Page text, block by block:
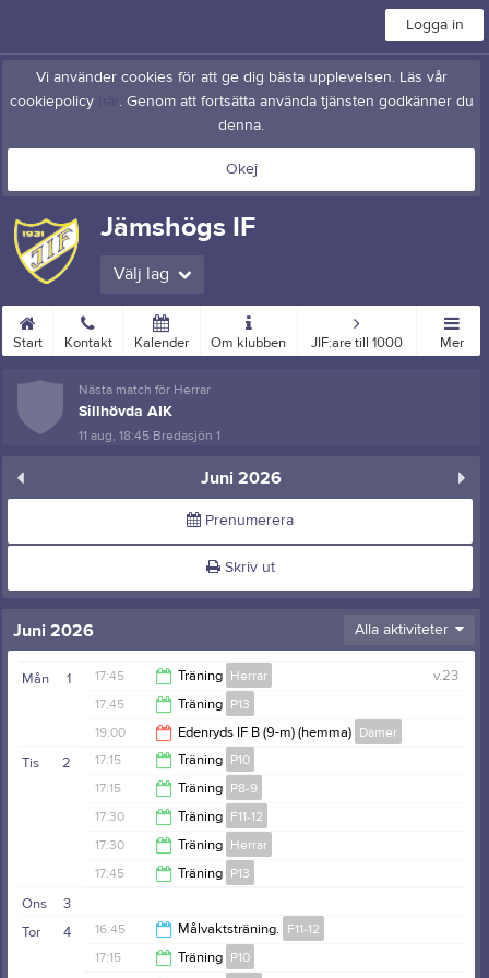
Logga in
Vi använder cookies för att ge dig bästa upplevelsen. Läs vår
cookiepolicy
. Genom att fortsätta använda tjänsten godkänner du
denna.
Okej
Jämshögs IF
Välj lag
Start Kontakt Kalender Om klubben JIF:are till 1000 Mer
Nästa match för Herrar
Sillhövda AIK
11 aug, 18:45 Bredasjön 1
Juni 2026
Prenumerera
Skriv ut
Juni 2026 Alla aktiviteter
1
Mån v.23
17:45 Träning Herrar
19:15
17:45 Träning P13
19:15
19:00 Edenryds IF B (9-m) (hemma) Damer
21:00
2
Tis 17:15 Träning P10
18:30
17:15 Träning P8-9
18:30
17:30 Träning F11-12
19:00
17:30 Träning Herrar
17:45 Träning P13
19:15
3
Ons
4
Tor 16:45 Målvaktsträning. F11-12
17:15 Träning P10